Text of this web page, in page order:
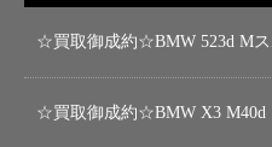
☆買取御成約☆BMW 523d Mス
☆買取御成約☆BMW X3 M40d